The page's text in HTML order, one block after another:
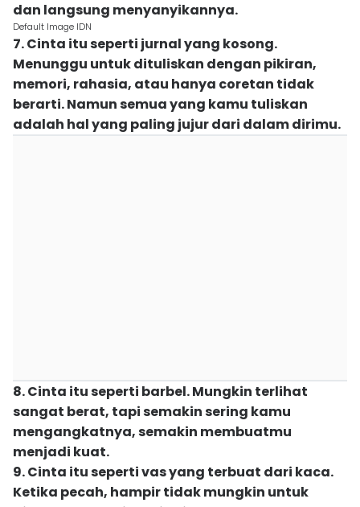
dan langsung menyanyikannya.
Default Image IDN
7. Cinta itu seperti jurnal yang kosong.
Menunggu untuk dituliskan dengan pikiran,
memori, rahasia, atau hanya coretan tidak
berarti. Namun semua yang kamu tuliskan
adalah hal yang paling jujur dari dalam dirimu.
8. Cinta itu seperti barbel. Mungkin terlihat
sangat berat, tapi semakin sering kamu
mengangkatnya, semakin membuatmu
menjadi kuat.
9. Cinta itu seperti vas yang terbuat dari kaca.
Ketika pecah, hampir tidak mungkin untuk